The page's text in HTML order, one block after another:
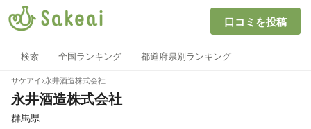
口コミを投稿
検索 全国ランキング 都道府県別ランキング
サケアイ ›永井酒造株式会社
永井酒造株式会社
群馬県